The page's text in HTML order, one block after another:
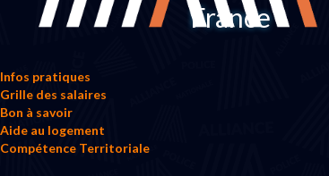
Infos pratiques
Grille des salaires
Bon à savoir
Aide au logement
Compétence Territoriale
France